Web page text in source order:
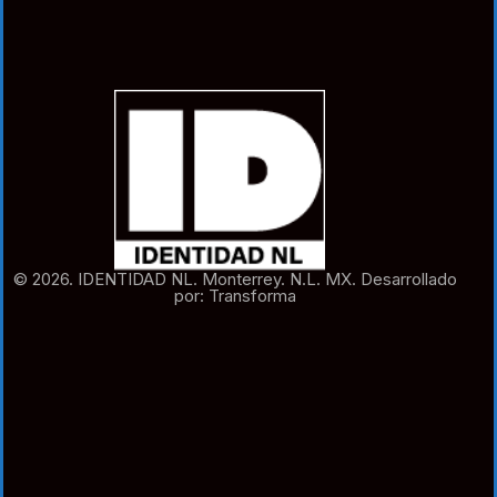
© 2026. IDENTIDAD NL. Monterrey. N.L. MX. Desarrollado
por: Transforma